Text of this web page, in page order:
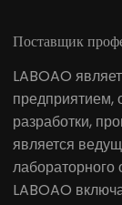
Поставщик
LABOAO
разработки,
является
лабораторного
LABOAO